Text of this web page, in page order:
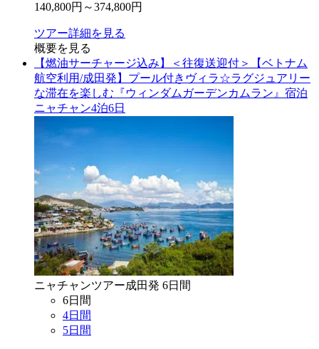
140,800円～374,800円
ツアー詳細を見る
概要を見る
【燃油サーチャージ込み】＜往復送迎付＞【ベトナム
航空利用/成田発】プール付きヴィラ☆ラグジュアリー
な滞在を楽しむ『ウィンダムガーデンカムラン』宿泊
ニャチャン4泊6日
ニャチャンツアー成田発 6日間
6日間
4日間
5日間